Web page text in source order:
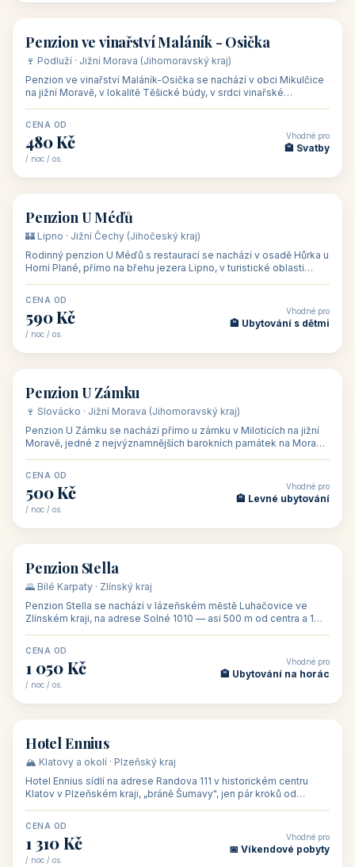
🏡 penzion
Penzion ve vinařství Maláník - Osička
🍷 Podluží · Jižní Morava (Jihomoravský kraj)
Penzion ve vinařství Maláník-Osička se nachází v obci Mikulčice
na jižní Moravě, v lokalitě Těšické búdy, v srdci vinařské
CENA OD
480 Kč
/ noc / os.
Vhodné pro
🏨 Svatby
🏡 penzion
Penzion U Méďů
🏰 Lipno · Jižní Čechy (Jihočeský kraj)
Rodinný penzion U Méďů s restaurací se nachází v osadě Hůrka u
Horní Plané, přímo na břehu jezera Lipno, v turistické oblasti
CENA OD
590 Kč
/ noc / os.
Vhodné pro
🏨 Ubytování s dětmi
🏡 penzion
Penzion U Zámku
🍷 Slovácko · Jižní Morava (Jihomoravský kraj)
Penzion U Zámku se nachází přímo u zámku v Miloticích na jižní
Moravě, jedné z nejvýznamnějších barokních památek na Moravě,
CENA OD
500 Kč
/ noc / os.
Vhodné pro
🏨 Levné ubytování
🏡 penzion
Penzion Stella
🌄 Bílé Karpaty · Zlínský kraj
Penzion Stella se nachází v lázeňském městě Luhačovice ve
Zlínském kraji, na adrese Solné 1010 — asi 500 m od centra a 1
CENA OD
1 050 Kč
/ noc / os.
Vhodné pro
🏨 Ubytování na horác
🏨 hotel
Hotel Ennius
🏔️ Klatovy a okolí · Plzeňský kraj
Hotel Ennius sídlí na adrese Randova 111 v historickém centru
Klatov v Plzeňském kraji, „bráně Šumavy", jen pár kroků od
CENA OD
1 310 Kč
/ noc / os.
Vhodné pro
📅 Víkendové pobyty